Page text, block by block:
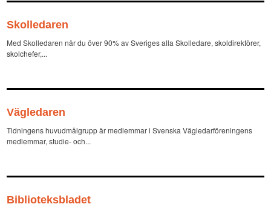
Skolledaren
Med Skolledaren når du över 90% av Sveriges alla Skolledare, skoldirektörer,
skolchefer,...
Vägledaren
Tidningens huvudmålgrupp är medlemmar i Svenska Vägledarföreningens
medlemmar, studie- och...
Biblioteksbladet